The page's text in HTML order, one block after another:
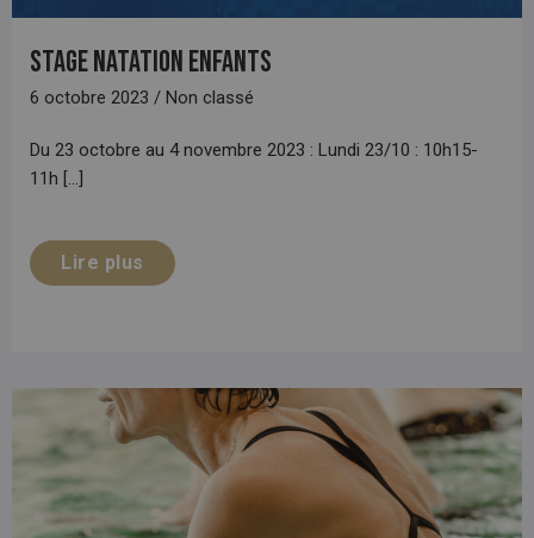
Stage natation enfants
6 octobre 2023 / Non classé
Du 23 octobre au 4 novembre 2023 : Lundi 23/10 : 10h15-
11h [...]
Lire plus